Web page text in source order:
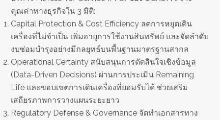
คุณค่าทางธุรกิจใน 3 มิติ:
Capital Protection & Cost Efficiency ลดการหยุดเดิน
เครื่องที่ไม่จำเป็น เพิ่มอายุการใช้งานสินทรัพย์ และจัดลำดับ
งบซ่อมบำรุงอย่างมีกลยุทธ์บนพื้นฐานมาตรฐานสากล
Operational Certainty สนับสนุนการตัดสินใจเชิงข้อมูล
(Data-Driven Decisions) ผ่านการประเมิน Remaining
Life และขอบเขตการเดินเครื่องที่ยอมรับได้ ช่วยเสริม
เสถียรภาพการวางแผนระยะยาว
Regulatory Defense & Governance จัดทำเอกสารทาง